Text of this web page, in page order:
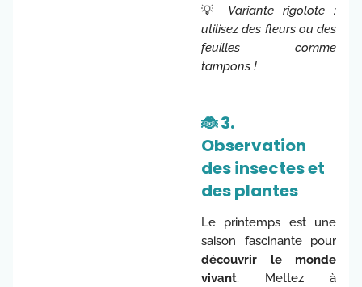
💡 Variante rigolote :
utilisez des fleurs ou des
feuilles comme
tampons !
🐞 3.
Observation
des insectes et
des plantes
Le printemps est une
saison fascinante pour
découvrir le monde
vivant. Mettez à